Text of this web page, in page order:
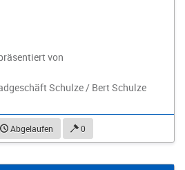
von
Schulze / Bert Schulze
Abgelaufen 0